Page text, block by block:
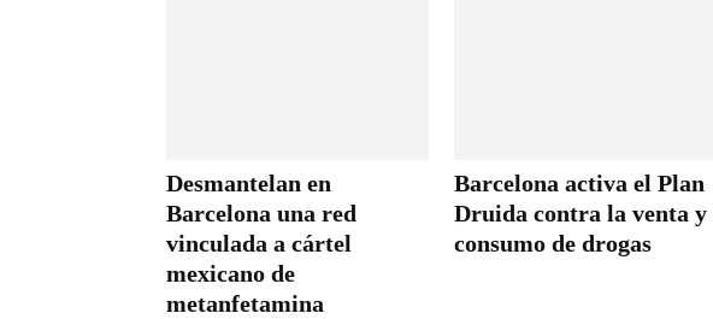
Desmantelan en
Barcelona una red
vinculada a cártel
mexicano de
metanfetamina
Barcelona activa el Plan
Druida contra la venta y
consumo de drogas